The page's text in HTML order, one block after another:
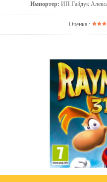
Импортер: ИП Гайдук
Оценка :